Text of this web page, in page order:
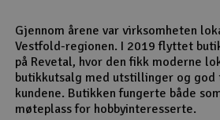
Gjennom årene var virksomheten
Vestfold-regionen. I 2019 flyttet
på Revetal, hvor den fikk moderne
butikkutsalg med utstillinger og
kundene. Butikken fungerte både
møteplass for hobbyinteresserte.